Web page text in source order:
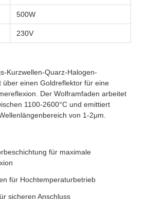
500W
230V
Kurzwellen-Quarz-Halogen-
über einen Goldreflektor für eine
Der Wolframfaden arbeitet
1100-2600°C und emittiert
von 1-2μm.
für maximale
für Hochtemperaturbetrieb
sicheren Anschluss